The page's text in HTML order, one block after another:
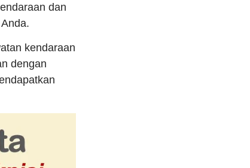
dan
kendaraan
dengan